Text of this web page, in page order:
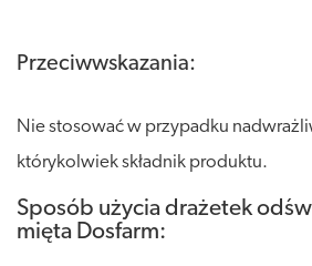
Przeciwwskazania:
Nie stosować w przypadku
którykolwiek składnik produktu.
Sposób użycia drażetek
mięta Dosfarm: